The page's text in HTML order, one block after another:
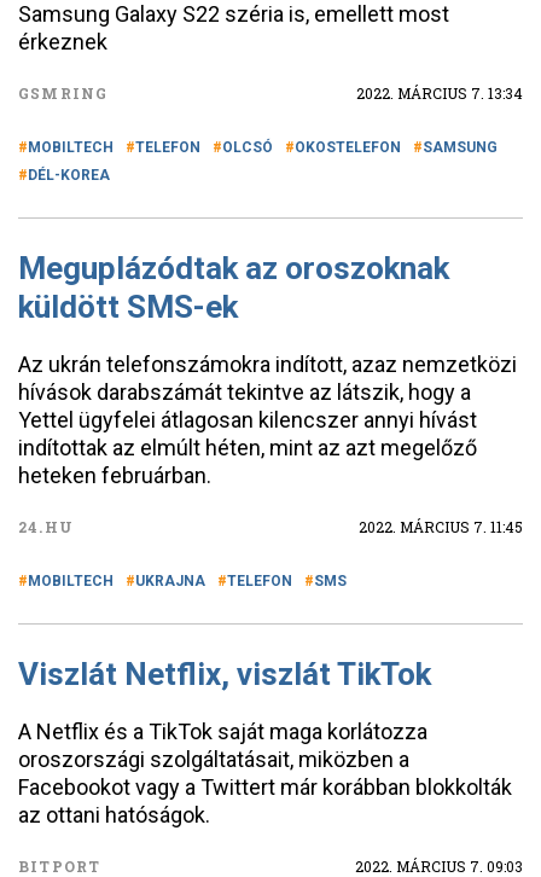
Samsung Galaxy S22 széria is, emellett most
érkeznek
GSMRING 2022. MÁRCIUS 7. 13:34
MOBILTECH TELEFON OLCSÓ OKOSTELEFON
SAMSUNG
DÉL-KOREA
Meguplázódtak az oroszoknak
küldött SMS-ek
Az ukrán telefonszámokra indított, azaz nemzetközi
hívások darabszámát tekintve az látszik, hogy a
Yettel ügyfelei átlagosan kilencszer annyi hívást
indítottak az elmúlt héten, mint az azt megelőző
heteken februárban.
24.HU 2022. MÁRCIUS 7. 11:45
MOBILTECH UKRAJNA TELEFON SMS
Viszlát Netflix, viszlát TikTok
A Netflix és a TikTok saját maga korlátozza
oroszországi szolgáltatásait, miközben a
Facebookot vagy a Twittert már korábban blokkolták
az ottani hatóságok.
BITPORT 2022. MÁRCIUS 7. 09:03